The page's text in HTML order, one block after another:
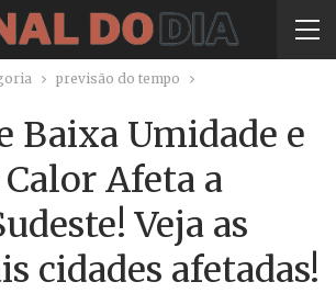
previsão do tempo
Baixa Umidade e
Afeta a
Veja as
cidades afetadas!